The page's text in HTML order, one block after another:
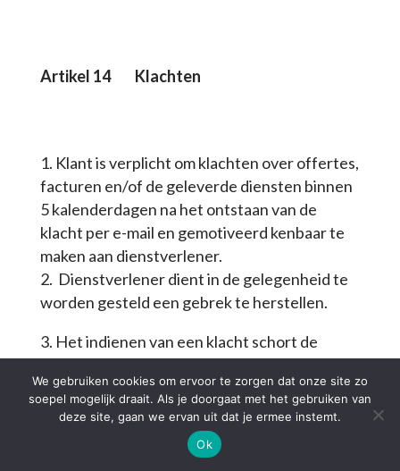
Artikel 14Klachten
Klant is verplicht om klachten over offertes,
facturen en/of de geleverde diensten binnen
5 kalenderdagen na het ontstaan van de
klacht per e-mail en gemotiveerd kenbaar te
maken aan dienstverlener.
Dienstverlener dient in de gelegenheid te
worden gesteld een gebrek te herstellen.
Het indienen van een klacht schort de
betalingsverplichting niet op.
Artikel 15 Geschilbeslechting
We gebruiken cookies om ervoor te zorgen dat onze site zo
soepel mogelijk draait. Als je doorgaat met het gebruiken van
deze site, gaan we ervan uit dat je ermee instemt.
Ok